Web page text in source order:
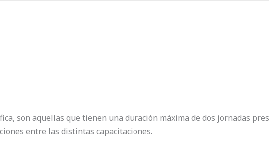
son aquellas que tienen una duración máxima de dos jornadas
entre las distintas capacitaciones.